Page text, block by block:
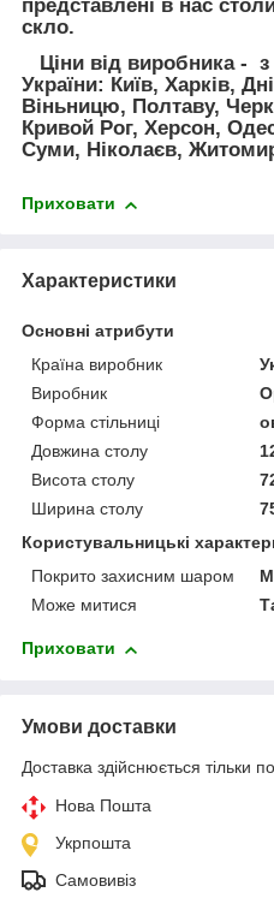
представлені в нас
скло.
Ціни від виробника - з
України: Київ, Харків,
Віньницю, Полтаву,
Кривой Рог, Херсон,
Суми, Ніколаєв, Житомир
Приховати
Характеристики
Основні атрибути
Країна виробник
Виробник
Форма стільниці
Довжина столу
Висота столу
Ширина столу
Користувальницькі
Покрито захисним шаром
Може митися
Приховати
Умови доставки
Доставка здійснюється тільки
Нова Пошта
Укрпошта
Самовивіз